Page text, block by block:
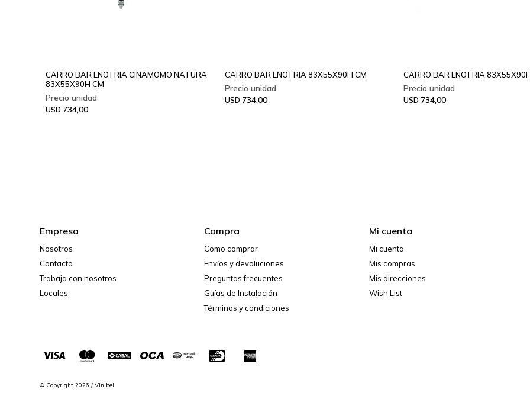
CARRO BAR ENOTRIA CINAMOMO NATURA
83X55X90H CM
USD 734,00
CARRO BAR ENOTRIA 83X55X90H CM
USD 734,00
CARRO BAR ENOTRIA
USD 734,00
Empresa
Nosotros
Contacto
Trabaja con nosotros
Locales
Compra
Como comprar
Envíos y devoluciones
Preguntas frecuentes
Guías de Instalación
Términos y condiciones
Mi cuenta
Mi cuenta
Mis compras
Mis direcciones
Wish List
© Copyright 2026 / Vinibel